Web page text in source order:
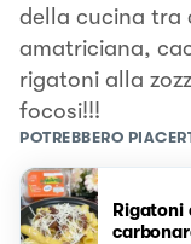
della cucina tra
amatriciana,
rigatoni alla
focosi!!!
POTREBBERO
Rigatoni